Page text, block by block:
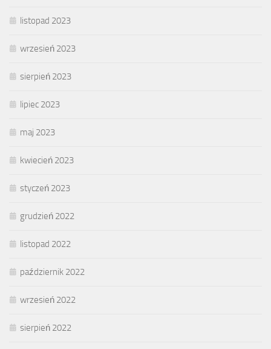
listopad 2023
wrzesień 2023
sierpień 2023
lipiec 2023
maj 2023
kwiecień 2023
styczeń 2023
grudzień 2022
listopad 2022
październik 2022
wrzesień 2022
sierpień 2022